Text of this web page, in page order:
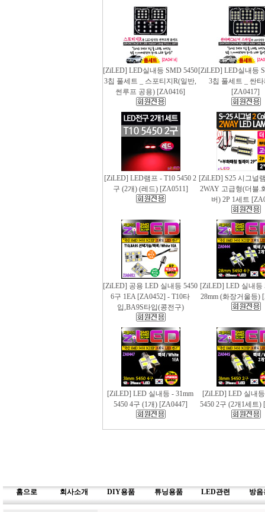
[ZiLED] LED실내등 SMD 5450
3칩 풀세트 _ 스포티지R(일반,
썬루프 공용) [ZA0416]
[ZiLED] LED실내등
3칩 풀세트 _ 싼
[ZA0417]
[ZiLED] LED램프 - T10 5450 2
구 (2개) (레드) [ZA0511]
[ZiLED] S25 시그널
2WAY 고급형(더블.
버) 2P 1세트
[ZiLED] 공용 LED 실내등 5450
6구 1EA [ZA0452] - T10타
입,BA9S타입(콩전구)
[ZiLED] LED 실내등
28mm (화장거울등)
[ZiLED] LED 실내등 - 31mm
5450 4구 (1개) [ZA0447]
[ZiLED] LED 실내
5450 2구 (2개1세트)
홈으로 회사소개 DIY용품 튜닝용품 LED관련 방음